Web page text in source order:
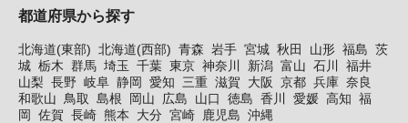
都道府県から探す
北海道(東部) 北海道(西部) 青森 岩手 宮城 秋田 山形 福島 茨
城 栃木 群馬 埼玉 千葉 東京 神奈川 新潟 富山 石川
福井
山梨 長野 岐阜 静岡 愛知 三重 滋賀 大阪 京都 兵庫 奈良
和歌山
鳥取 島根 岡山 広島 山口 徳島 香川 愛媛 高知 福
岡
佐賀 長崎 熊本 大分 宮崎 鹿児島 沖縄